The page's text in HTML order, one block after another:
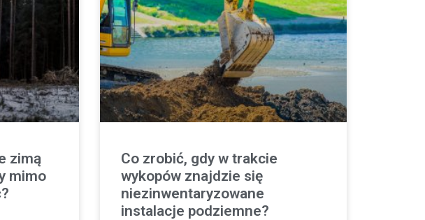
zimą
mimo
Co zrobić, gdy w trakcie
wykopów znajdzie się
niezinwentaryzowane
instalacje podziemne?